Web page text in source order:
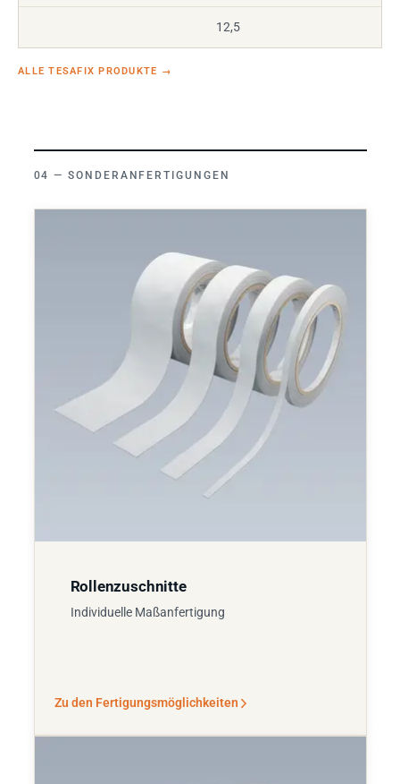
12,5
ALLE TESAFIX PRODUKTE →
SONDERANFERTIGUNGEN
Rollenzuschnitte
Individuelle Maßanfertigung
Zu den Fertigungsmöglichkeiten